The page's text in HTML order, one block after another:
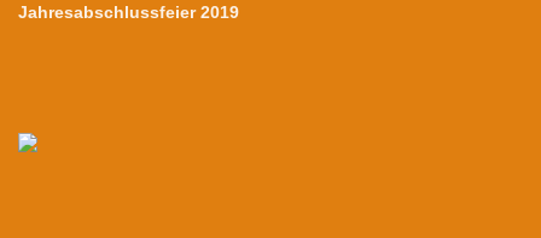
Jahresabschlussfeier 2019